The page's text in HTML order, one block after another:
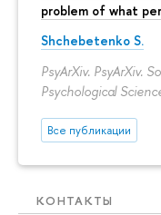
problem of what
Shchebetenko S.
PsyArXiv. PsyArXiv.
Psychological
Все публикации
КОНТАКТЫ